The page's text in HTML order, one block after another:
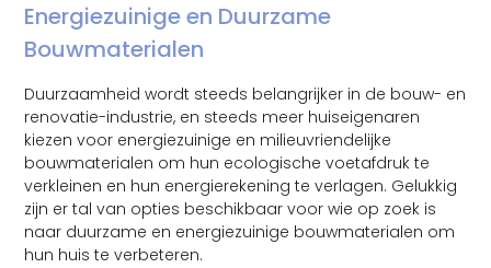
Energiezuinige en Duurzame
Bouwmaterialen
Duurzaamheid wordt steeds belangrijker in de bouw- en
renovatie-industrie, en steeds meer huiseigenaren
kiezen voor energiezuinige en milieuvriendelijke
bouwmaterialen om hun ecologische voetafdruk te
verkleinen en hun energierekening te verlagen. Gelukkig
zijn er tal van opties beschikbaar voor wie op zoek is
naar duurzame en energiezuinige bouwmaterialen om
hun huis te verbeteren.